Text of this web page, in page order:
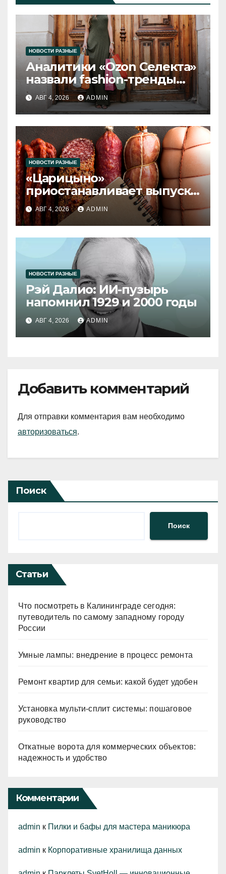
НОВОСТИ РАЗНЫЕ
Аналитики «Ozon Селекта»
назвали fashion-тренды
2026 года
АВГ 4, 2026 ADMIN
НОВОСТИ РАЗНЫЕ
«Царицыно»
приостанавливает выпуск
продукции
АВГ 4, 2026 ADMIN
НОВОСТИ РАЗНЫЕ
Рэй Далио: ИИ-пузырь
напомнил 1929 и 2000 годы
АВГ 4, 2026 ADMIN
Добавить комментарий
Для отправки комментария вам необходимо
авторизоваться.
Поиск
Поиск
Статьи
Что посмотреть в Калининграде сегодня:
путеводитель по самому западному городу
России
Умные лампы: внедрение в процесс ремонта
Ремонт квартир для семьи: какой будет удобен
Установка мульти-сплит системы: пошаговое
руководство
Откатные ворота для коммерческих объектов:
надежность и удобство
Комментарии
admin к Пилки и бафы для мастера маникюра
admin к Корпоративные хранилища данных